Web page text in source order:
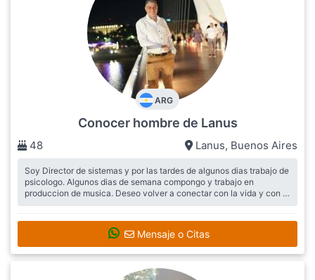
ARG
Conocer hombre de Lanus
48 Lanus, Buenos Aires
Soy Director de sistemas y por las tardes de algunos dias trabajo de
psicologo. Algunos dias de semana compongo y trabajo en
produccion de musica. Deseo volver a conectar con la vida y con el
alguien a quien brindarle mi amor.-
Mensaje o Citas